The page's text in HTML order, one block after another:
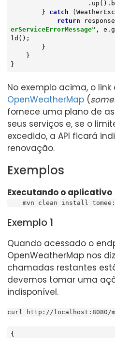
        }
catch
return
erServiceErrorMessage" ,
ld();
}
No exemplo acima, o
OpenWeatherMap (
fornece uma plano de
seus serviços e, se o
excedido, a API ficará
renovação.
Exemplos
Executando o aplicativo
mvn clean install
Exemplo 1
Quando acessado o
OpenWeatherMap nos
chamadas restantes
devemos tomar uma
indisponível.
curl http://localhost:8080/
{